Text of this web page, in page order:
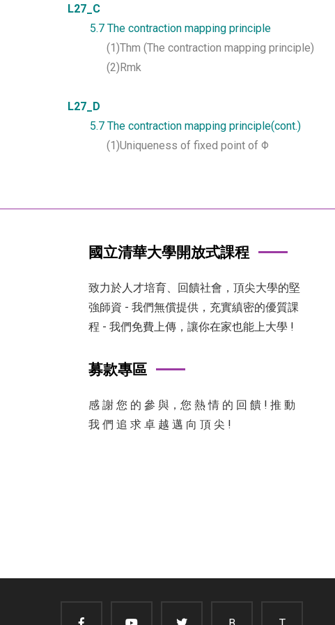
L27_C
5.7 The contraction mapping principle
(1)Thm (The contraction mapping principle)
(2)Rmk
L27_D
5.7 The contraction mapping principle(cont.)
(1)Uniqueness of fixed point of Φ
國立清華大學開放式課程
致力於人才培育、回饋社會，頂尖大學的堅
強師資 - 我們無償提供，充實縝密的優質課
程 - 我們免費上傳，讓你在家也能上大學 !
募款專區
感 謝 您 的 參 與，您 熱 情 的 回 饋 ! 推 動
我 們 追 求 卓 越 邁 向 頂 尖 !